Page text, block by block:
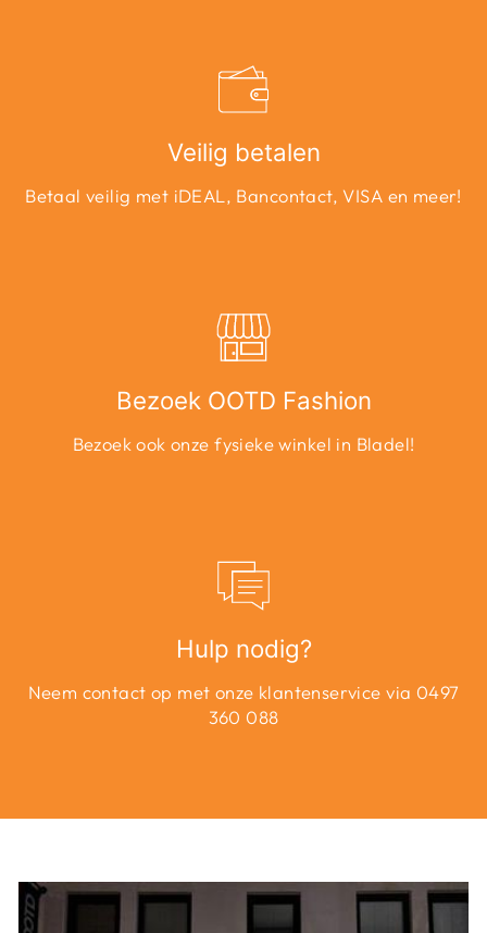
Veilig betalen
Betaal veilig met iDEAL, Bancontact, VISA en meer!
Bezoek OOTD Fashion
Bezoek ook onze fysieke winkel in Bladel!
Hulp nodig?
Neem contact op met onze klantenservice via 0497
360 088